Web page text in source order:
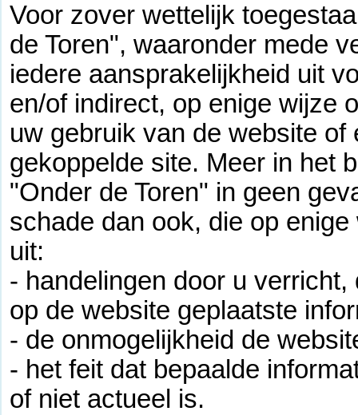
Voor zover wettelijk
de Toren", waaronder mede
iedere aansprakelijkheid uit
en/of indirect, op enige wijze
uw gebruik van de website
gekoppelde site. Meer in het
"Onder de Toren" in geen
schade dan ook, die op
uit:
- handelingen door u
op de website geplaatste
- de onmogelijkheid de
- het feit dat bepaalde
of niet actueel is.